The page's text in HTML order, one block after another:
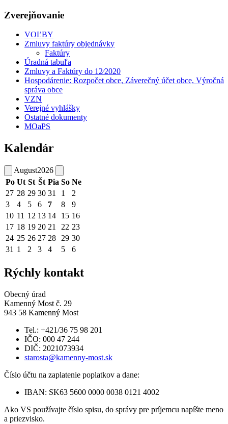
Zverejňovanie
VOĽBY
Zmluvy faktúry objednávky
Faktúry
Úradná tabuľa
Zmluvy a Faktúry do 12⁄2020
Hospodárenie: Rozpočet obce, Záverečný účet obce, Výročná
správa obce
VZN
Verejné vyhlášky
Ostatné dokumenty
MOaPS
Kalendár
August2026
Po Ut St Št Pia So Ne
27 28 29 30 31 1
2
3
4 5 6 7 8
9
10 11 12 13 14 15 16
17 18 19 20 21 22 23
24 25 26 27 28 29 30
31 1 2 3 4 5 6
Rýchly kontakt
Obecný úrad
Kamenný Most č. 29
943 58 Kamenný Most
Tel.: +421/36 75 98 201
IČO: 000 47 244
DIČ: 2021073934
starosta@kamenny-most.sk
Číslo účtu na zaplatenie poplatkov a dane:
IBAN: SK63 5600 0000 0038 0121 4002
Ako VS používajte číslo spisu, do správy pre príjemcu napíšte meno
a priezvisko.